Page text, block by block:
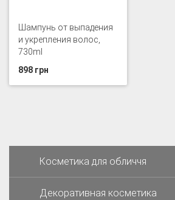
Шампунь от выпадения
и укрепления волос,
730ml
898 грн
Косметика для обличчя
Декоративная косметика